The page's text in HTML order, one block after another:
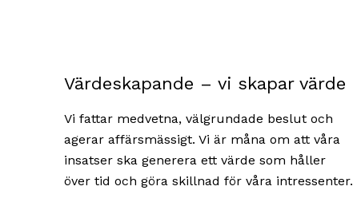
Värdeskapande – vi skapar värde
Vi fattar medvetna, välgrundade beslut och
agerar affärsmässigt. Vi är måna om att våra
insatser ska generera ett värde som håller
över tid och göra skillnad för våra intressenter.